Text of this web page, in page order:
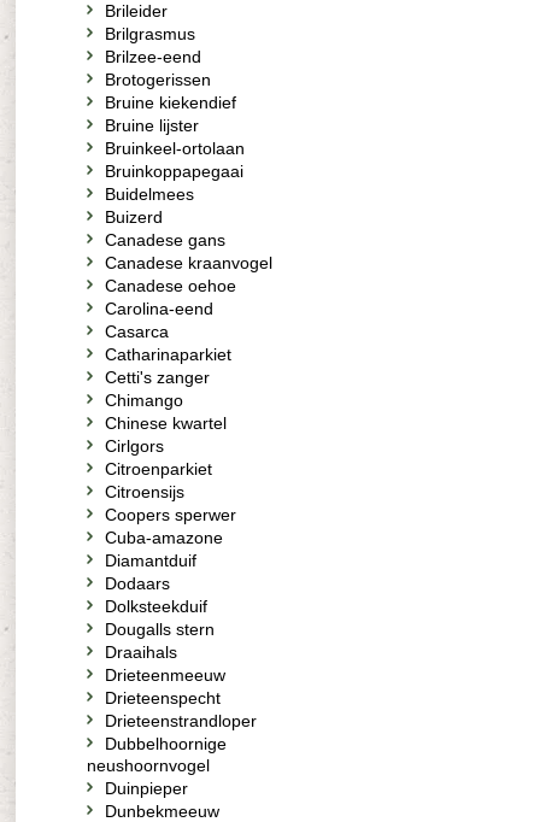
Brileider
Brilgrasmus
Brilzee-eend
Brotogerissen
Bruine kiekendief
Bruine lijster
Bruinkeel-ortolaan
Bruinkoppapegaai
Buidelmees
Buizerd
Canadese gans
Canadese kraanvogel
Canadese oehoe
Carolina-eend
Casarca
Catharinaparkiet
Cetti's zanger
Chimango
Chinese kwartel
Cirlgors
Citroenparkiet
Citroensijs
Coopers sperwer
Cuba-amazone
Diamantduif
Dodaars
Dolksteekduif
Dougalls stern
Draaihals
Drieteenmeeuw
Drieteenspecht
Drieteenstrandloper
Dubbelhoornige
neushoornvogel
Duinpieper
Dunbekmeeuw